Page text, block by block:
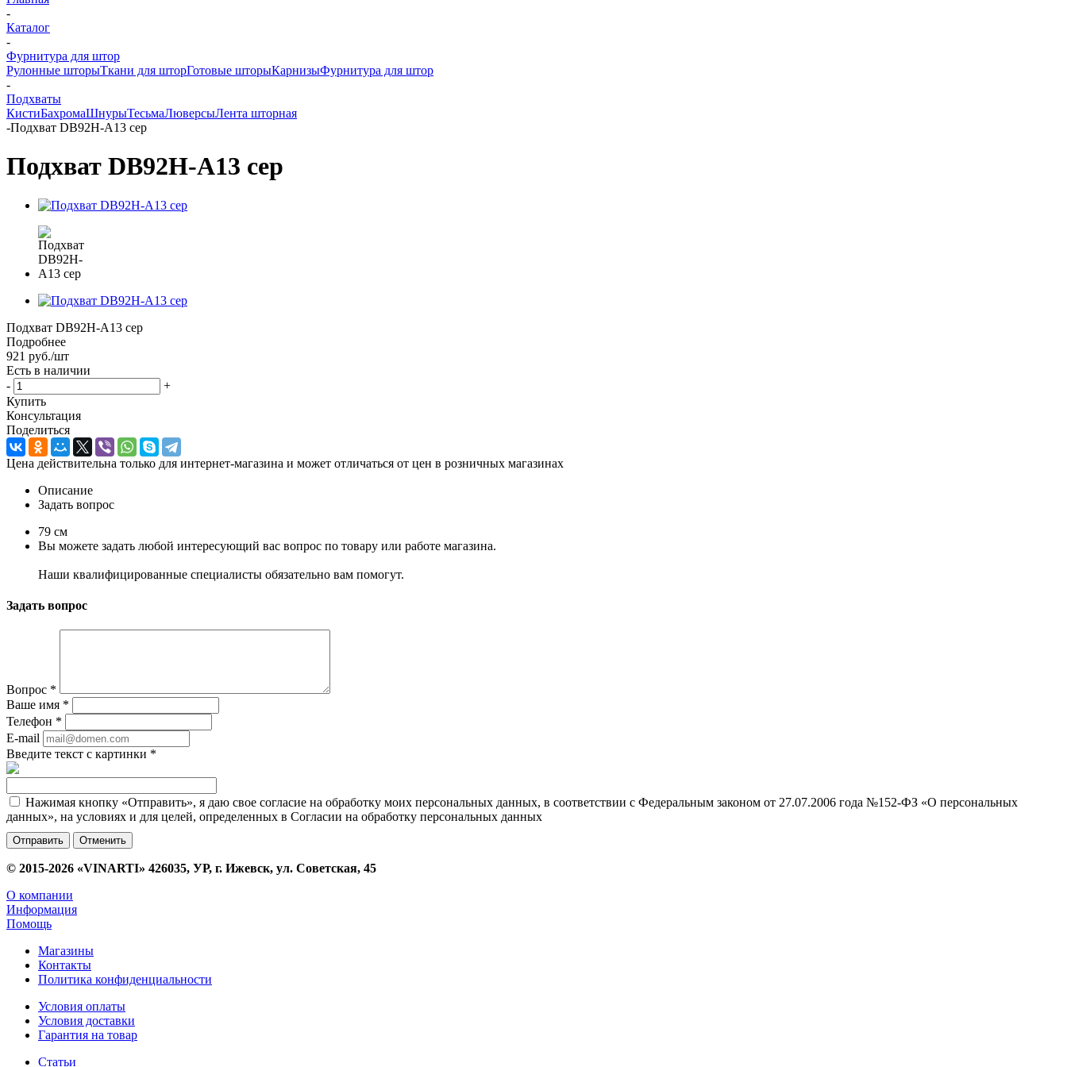
-
Каталог
-
Фурнитура для штор
Рулонные шторыТкани для шторГотовые шторыКарнизыФурнитура для штор
-
Подхваты
КистиБахромаШнурыТесьмаЛюверсыЛента шторная
-Подхват DB92H-A13 сер
Подхват DB92H-A13 сер
Подхват DB92H-A13 сер
Подробнее
921 руб./шт
Есть в наличии
-
+
Купить
Консультация
Поделиться
Цена действительна только для интернет-магазина и может отличаться от цен в розничных магазинах
Описание
Задать вопрос
79 см
Вы можете задать любой интересующий вас вопрос по товару или работе магазина.
Наши квалифицированные специалисты обязательно вам помогут.
Задать вопрос
Вопрос *
Ваше имя *
Телефон *
E-mail
Введите текст с картинки *
Нажимая кнопку «Отправить», я даю свое согласие на обработку моих персональных данных, в соответствии с Федеральным законом от 27.07.2006 года №152-ФЗ «О персональных
данных», на условиях и для целей, определенных в Согласии на обработку персональных данных
Отменить
© 2015-2026 «VINARTI» 426035, УР, г. Ижевск, ул. Советская, 45
О компании
Информация
Помощь
Магазины
Контакты
Политика конфиденциальности
Условия оплаты
Условия доставки
Гарантия на товар
Статьи